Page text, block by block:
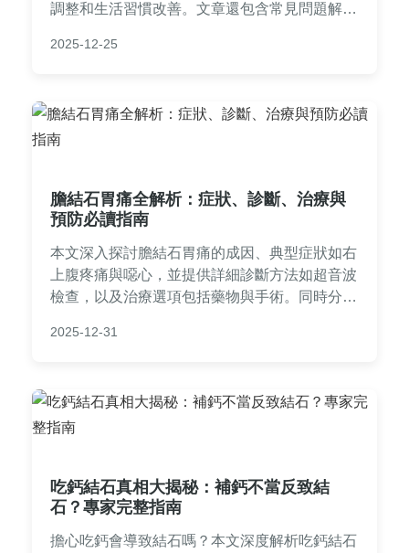
調整和生活習慣改善。文章還包含常見問題解答
睛健康。適合所有關心眼部保健的讀者閱讀。
2025-12-25
膽結石胃痛全解析：症狀、診斷、治療與
預防必讀指南
本文深入探討膽結石胃痛的成因、典型症狀如右
上腹疼痛與噁心，並提供詳細診斷方法如超音波
檢查，以及治療選項包括藥物與手術。同時分享
石胃痛問題，避免復發。
2025-12-31
吃鈣結石真相大揭秘：補鈣不當反致結
石？專家完整指南
擔心吃鈣會導致結石嗎？本文深度解析吃鈣結石